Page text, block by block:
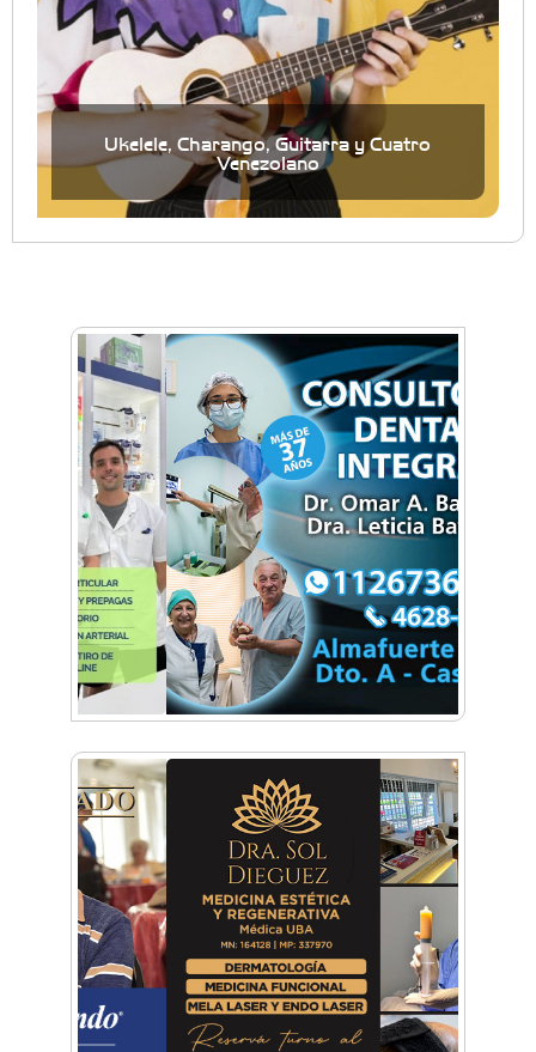
Ukelele, Charango, Guitarra y Cuatro
Venezolano